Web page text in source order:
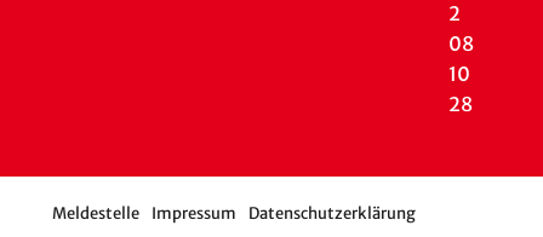
2
08
10
28
Meldestelle Impressum
Datenschutzerklärung